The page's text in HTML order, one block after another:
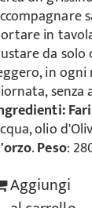
in
da solo
in
senza
olio
.Peso:
Aggiungi